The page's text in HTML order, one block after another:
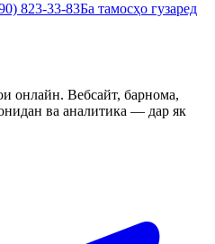
823-33-83Ба тамосҳо гузаред
онлайн. Вебсайт, барнома,
ва аналитика — дар як